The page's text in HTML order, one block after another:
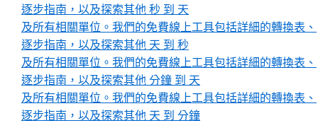
逐步指南，以及探索其他 秒 到 天
及所有相關單位。我們的免費線上工具包括詳細的轉換表、
逐步指南，以及探索其他 天 到 秒
及所有相關單位。我們的免費線上工具包括詳細的轉換表、
逐步指南，以及探索其他 分鐘 到 天
及所有相關單位。我們的免費線上工具包括詳細的轉換表、
逐步指南，以及探索其他 天 到 分鐘